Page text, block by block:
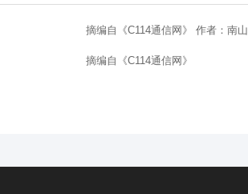
摘编自《C114通信网》 作者：南山
摘编自《C114通信网》